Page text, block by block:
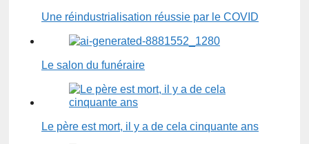
Une réindustrialisation réussie par le COVID
Le salon du funéraire
Le père est mort, il y a de cela cinquante ans